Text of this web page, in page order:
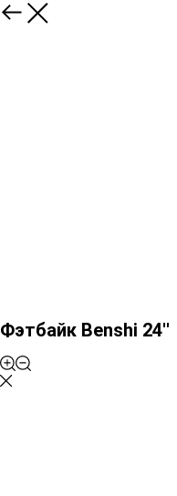
Фэтбайк Benshi 24''